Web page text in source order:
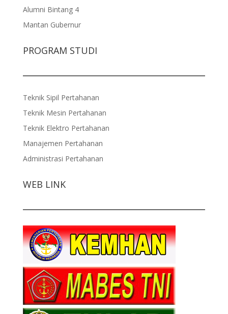
Alumni Bintang 4
Mantan Gubernur
PROGRAM STUDI
Teknik Sipil Pertahanan
Teknik Mesin Pertahanan
Teknik Elektro Pertahanan
Manajemen Pertahanan
Administrasi Pertahanan
WEB LINK